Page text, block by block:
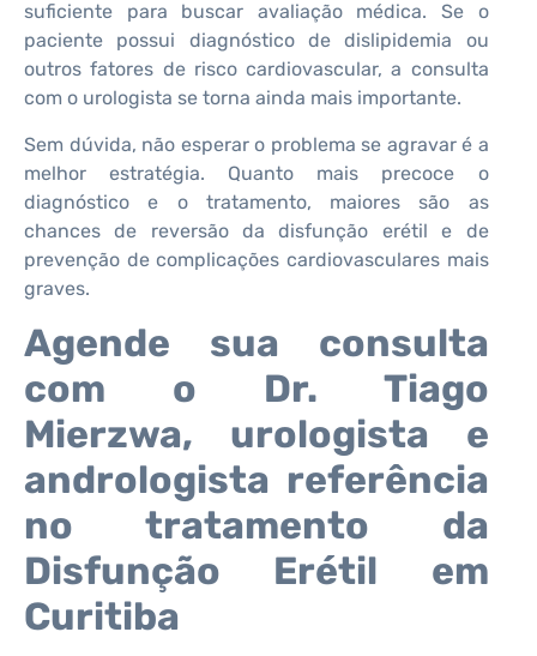
suficiente para buscar avaliação médica. Se o
paciente possui diagnóstico de dislipidemia ou
outros fatores de risco cardiovascular, a consulta
com o urologista se torna ainda mais importante.
Sem dúvida, não esperar o problema se agravar é a
melhor estratégia. Quanto mais precoce o
diagnóstico e o tratamento, maiores são as
chances de reversão da disfunção erétil e de
prevenção de complicações cardiovasculares mais
graves.
Agende sua consulta
com o Dr. Tiago
Mierzwa, urologista e
andrologista referência
no tratamento da
Disfunção Erétil em
Curitiba